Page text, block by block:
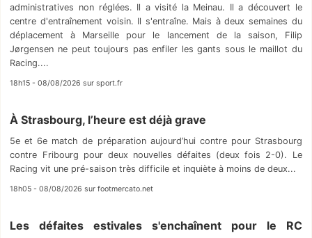
administratives non réglées. Il a visité la Meinau. Il a découvert le
centre d'entraînement voisin. Il s'entraîne. Mais à deux semaines du
déplacement à Marseille pour le lancement de la saison, Filip
Jørgensen ne peut toujours pas enfiler les gants sous le maillot du
Racing....
18h15 - 08/08/2026 sur sport.fr
À Strasbourg, l’heure est déjà grave
5e et 6e match de préparation aujourd’hui contre pour Strasbourg
contre Fribourg pour deux nouvelles défaites (deux fois 2-0). Le
Racing vit une pré-saison très difficile et inquiète à moins de deux...
18h05 - 08/08/2026 sur footmercato.net
Les défaites estivales s'enchaînent pour le RC